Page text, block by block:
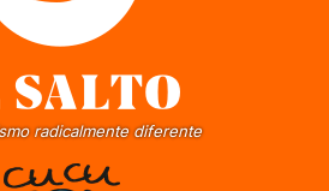
radicalmente diferente